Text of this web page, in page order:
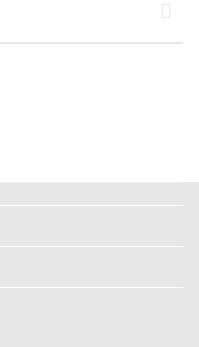
Политика